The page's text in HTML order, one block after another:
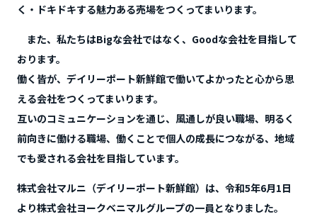
く・ドキドキする魅力ある売場をつくってまいります。
また、私たちはBigな会社ではなく、Goodな会社を目指して
おります。
働く皆が、デイリーポート新鮮館で働いてよかったと心から思
える会社をつくってまいります。
互いのコミュニケーションを通じ、風通しが良い職場、明るく
前向きに働ける職場、働くことで個人の成長につながる、地域
でも愛される会社を目指しています。
株式会社マルニ（デイリーポート新鮮館）は、令和5年6月1日
より株式会社ヨークベニマルグループの一員となりました。